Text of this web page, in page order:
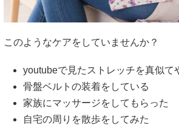
このようなケアをしていませんか？
youtubeで見たストレッチを真似て
骨盤ベルトの装着をしている
家族にマッサージをしてもらった
自宅の周りを散歩をしてみた